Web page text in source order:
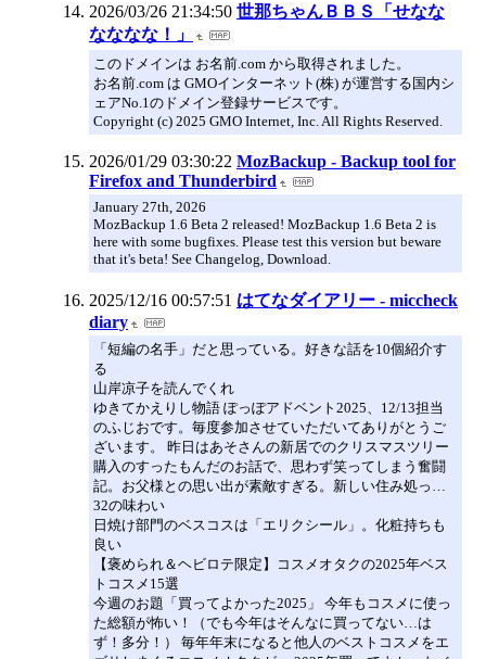
2026/03/26 21:34:50 世那ちゃんＢＢＳ「せなな
なななな！」
このドメインは お名前.com から取得されました。
お名前.com は GMOインターネット(株) が運営する国内シ
ェアNo.1のドメイン登録サービスです。
Copyright (c) 2025 GMO Internet, Inc. All Rights Reserved.
2026/01/29 03:30:22 MozBackup - Backup tool for
Firefox and Thunderbird
January 27th, 2026
MozBackup 1.6 Beta 2 released! MozBackup 1.6 Beta 2 is
here with some bugfixes. Please test this version but beware
that it's beta! See Changelog, Download.
2025/12/16 00:57:51 はてなダイアリー - miccheck
diary
「短編の名手」だと思っている。好きな話を10個紹介す
る
山岸凉子を読んでくれ
ゆきてかえりし物語 ぽっぽアドベント2025、12/13担当
のふじおです。毎度参加させていただいてありがとうご
ざいます。 昨日はあそさんの新居でのクリスマスツリー
購入のすったもんだのお話で、思わず笑ってしまう奮闘
記。お父様との思い出が素敵すぎる。新しい住み処っ…
32の味わい
日焼け部門のベスコスは「エリクシール」。化粧持ちも
良い
【褒められ＆ヘビロテ限定】コスメオタクの2025年ベス
トコスメ15選
今週のお題「買ってよかった2025」 今年もコスメに使っ
た総額が怖い！（でも今年はそんなに買ってない…は
ず！多分！） 毎年年末になると他人のベストコスメをエ